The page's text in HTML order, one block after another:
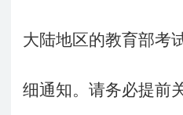
大陆地区的教育部考
细通知。请务必提前